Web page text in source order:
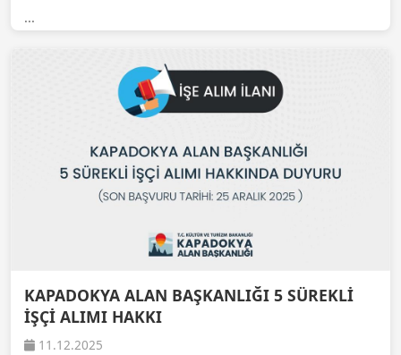
...
KAPADOKYA ALAN BAŞKANLIĞI 5 SÜREKLİ
İŞÇİ ALIMI HAKKI
11.12.2025